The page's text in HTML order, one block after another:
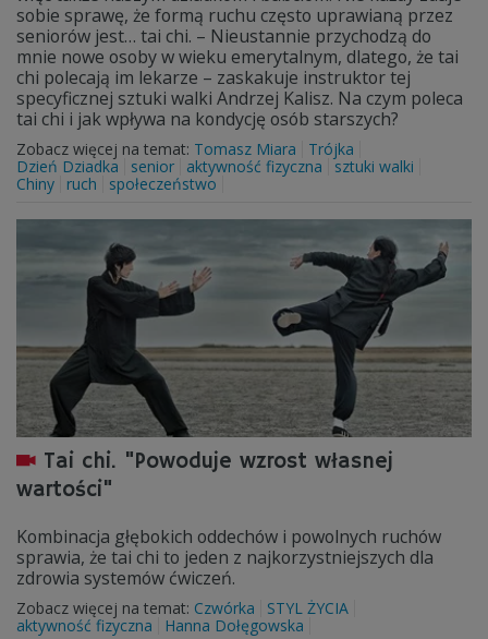
sobie sprawę, że formą ruchu często uprawianą przez
seniorów jest… tai chi. – Nieustannie przychodzą do
mnie nowe osoby w wieku emerytalnym, dlatego, że tai
chi polecają im lekarze – zaskakuje instruktor tej
specyficznej sztuki walki Andrzej Kalisz. Na czym poleca
tai chi i jak wpływa na kondycję osób starszych?
Zobacz więcej na temat: Tomasz Miara
Trójka
Dzień Dziadka
senior aktywność fizyczna
sztuki walki
Chiny
ruch społeczeństwo
Tai chi. "Powoduje wzrost własnej
wartości"
Kombinacja głębokich oddechów i powolnych ruchów
sprawia, że tai chi to jeden z najkorzystniejszych dla
zdrowia systemów ćwiczeń.
Zobacz więcej na temat: Czwórka
STYL ŻYCIA
aktywność fizyczna
Hanna Dołęgowska